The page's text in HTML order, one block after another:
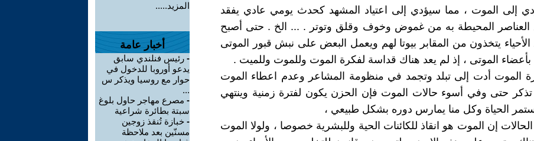
إلى الموت ، مما سيؤدي إلى اعتياد المشهد كحدث يومي عادي يفقد
العناصر المحيطة به من غموض وخوف وقلق وتوتر . ... الخ . حتى أصبح
الأحياء يتخذون من المقابر بيوتا لهم ويعمل البعض على نبش قبور الموتى
بأعضاء الموتى ، إذ لم يعد هناك قداسة لفكرة الموت وللموت وللميت .
الموت أدت إلى تبلد وتجمد في منظومة المشاعر وعدم اعطاء الموت
تذكر حتى وفي أسوء حالات الموت فإن الحزن يكون لفترة زمنية وينتهي
الحياة وكل منا يمارس دوره بشكل طبيعي ،
إن الموت هو انقاذ للكائنات الحية وللبشرية خصوصا ، ولولا الموت
المزيد.....
أخبار عامة
- رئيس فنلندي سابق
يدعو أوروبا للدخول في
حوار مع روسيا ويذكر س
...
- مصرع مهاجر حاول بلوغ
سبتة بطائرة شراعية
- خبازة تُنقذ زوجين
مسنّين بعد ملاحظة